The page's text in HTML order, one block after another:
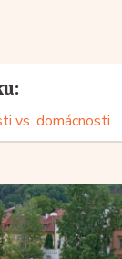
vs. domácnosti